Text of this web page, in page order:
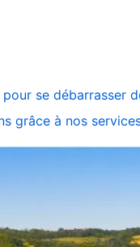
se débarrasser
grâce à nos